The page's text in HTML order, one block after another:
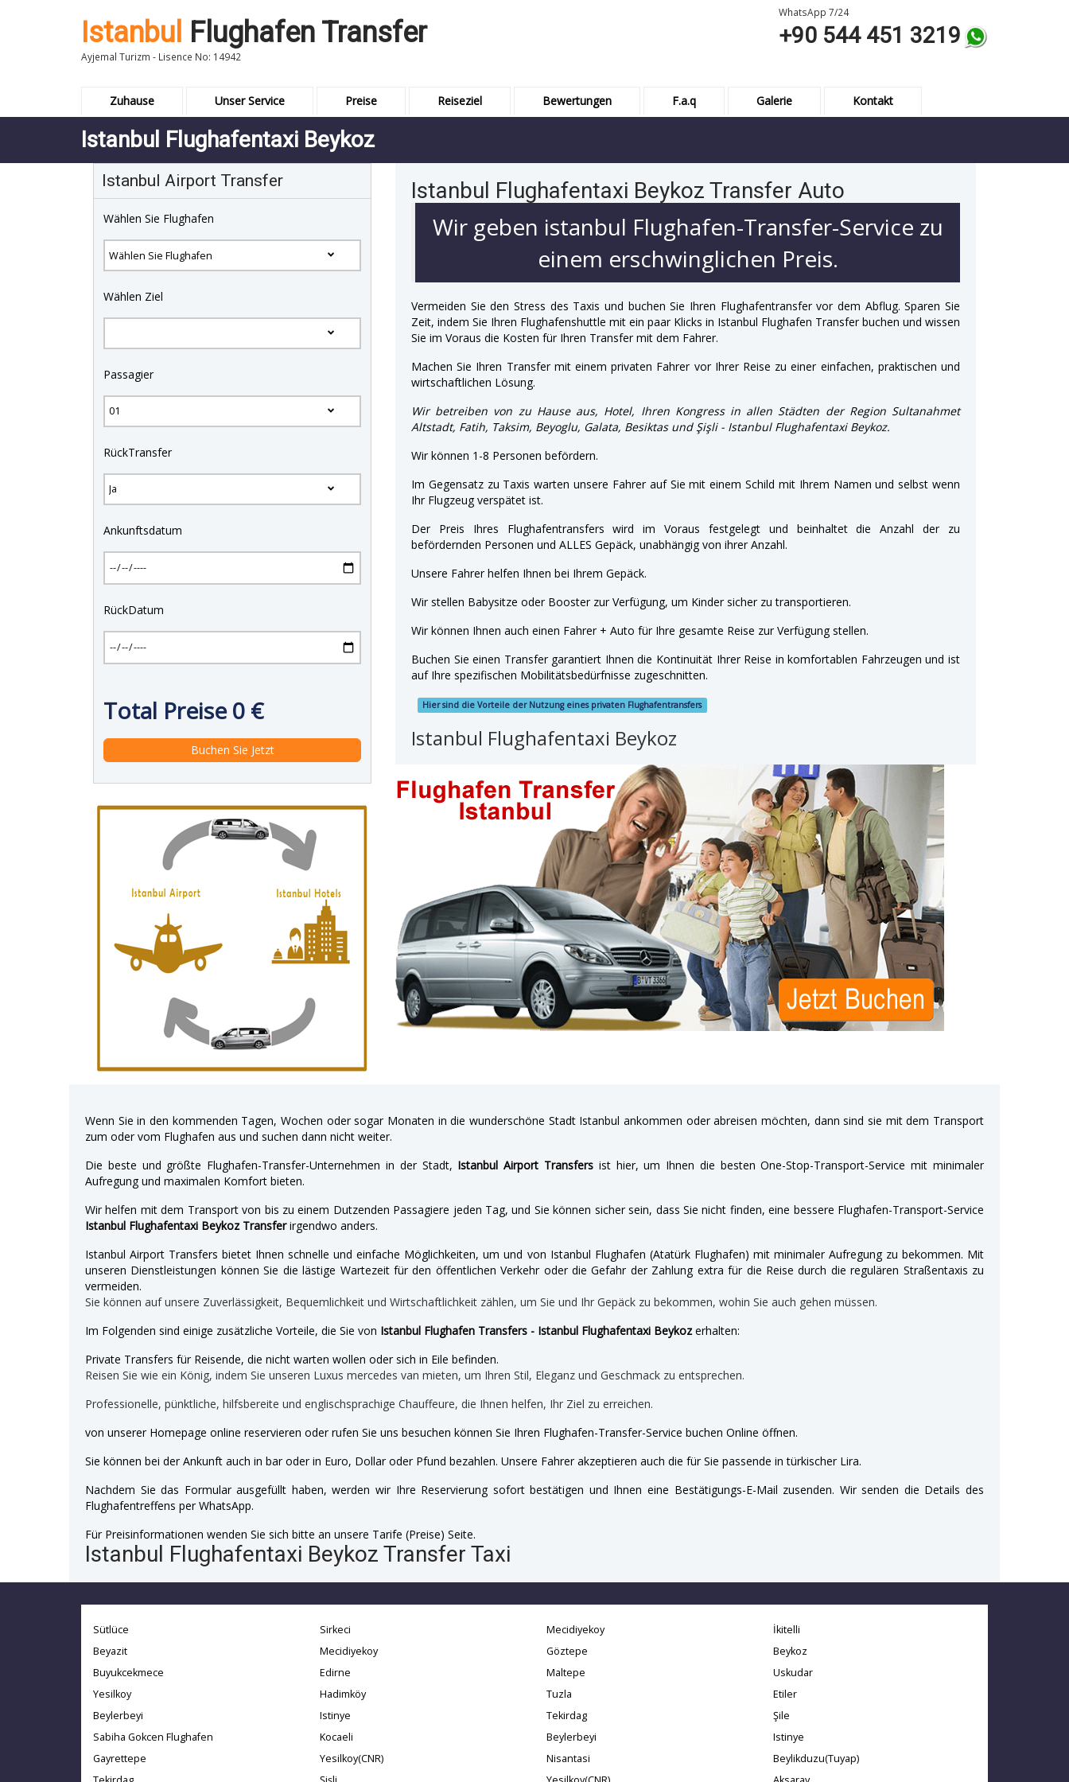
Istanbul Flughafen Transfer
Ayjemal Turizm - Lisence No: 14942
WhatsApp 7/24
+90 544 451 3219
Zuhause Unser Service Preise Reiseziel Bewertungen F.a.q Galerie Kontakt
Istanbul Flughafentaxi Beykoz
Istanbul Airport Transfer
Wählen Sie Flughafen
Wählen Ziel
Passagier
RückTransfer
Ankunftsdatum
RückDatum
Total Preise0 €
Istanbul Flughafentaxi Beykoz Transfer Auto
Wir geben istanbul Flughafen-Transfer-Service zu
einem erschwinglichen Preis.
Vermeiden Sie den Stress des Taxis und buchen Sie Ihren Flughafentransfer vor dem Abflug. Sparen Sie
Zeit, indem Sie Ihren Flughafenshuttle mit ein paar Klicks in Istanbul Flughafen Transfer buchen und wissen
Sie im Voraus die Kosten für Ihren Transfer mit dem Fahrer.
Machen Sie Ihren Transfer mit einem privaten Fahrer vor Ihrer Reise zu einer einfachen, praktischen und
wirtschaftlichen Lösung.
Wir betreiben von zu Hause aus, Hotel, Ihren Kongress in allen Städten der Region Sultanahmet
Altstadt, Fatih, Taksim, Beyoglu, Galata, Besiktas und Şişli - Istanbul Flughafentaxi Beykoz.
Wir können 1-8 Personen befördern.
Im Gegensatz zu Taxis warten unsere Fahrer auf Sie mit einem Schild mit Ihrem Namen und selbst wenn
Ihr Flugzeug verspätet ist.
Der Preis Ihres Flughafentransfers wird im Voraus festgelegt und beinhaltet die Anzahl der zu
befördernden Personen und ALLES Gepäck, unabhängig von ihrer Anzahl.
Unsere Fahrer helfen Ihnen bei Ihrem Gepäck.
Wir stellen Babysitze oder Booster zur Verfügung, um Kinder sicher zu transportieren.
Wir können Ihnen auch einen Fahrer + Auto für Ihre gesamte Reise zur Verfügung stellen.
Buchen Sie einen Transfer garantiert Ihnen die Kontinuität Ihrer Reise in komfortablen Fahrzeugen und ist
auf Ihre spezifischen Mobilitätsbedürfnisse zugeschnitten.
Hier sind die Vorteile der Nutzung eines privaten Flughafentransfers
Istanbul Flughafentaxi Beykoz
Wenn Sie in den kommenden Tagen, Wochen oder sogar Monaten in die wunderschöne Stadt Istanbul ankommen oder abreisen möchten, dann sind sie mit dem Transport
zum oder vom Flughafen aus und suchen dann nicht weiter.
Die beste und größte Flughafen-Transfer-Unternehmen in der Stadt, Istanbul Airport Transfersist hier, um Ihnen die besten One-Stop-Transport-Service mit minimaler
Aufregung und maximalen Komfort bieten.
Wir helfen mit dem Transport von bis zu einem Dutzenden Passagiere jeden Tag, und Sie können sicher sein, dass Sie nicht finden, eine bessere Flughafen-Transport-Service
Istanbul Flughafentaxi Beykoz Transferirgendwo anders.
Istanbul Airport Transfers bietet Ihnen schnelle und einfache Möglichkeiten, um und von Istanbul Flughafen (Atatürk Flughafen) mit minimaler Aufregung zu bekommen. Mit
unseren Dienstleistungen können Sie die lästige Wartezeit für den öffentlichen Verkehr oder die Gefahr der Zahlung extra für die Reise durch die regulären Straßentaxis zu
vermeiden.
Sie können auf unsere Zuverlässigkeit, Bequemlichkeit und Wirtschaftlichkeit zählen, um Sie und Ihr Gepäck zu bekommen, wohin Sie auch gehen müssen.
Im Folgenden sind einige zusätzliche Vorteile, die Sie von Istanbul Flughafen Transfers - Istanbul Flughafentaxi Beykoz erhalten:
Private Transfers für Reisende, die nicht warten wollen oder sich in Eile befinden.
Reisen Sie wie ein König, indem Sie unseren Luxus mercedes van mieten, um Ihren Stil, Eleganz und Geschmack zu entsprechen.
Professionelle, pünktliche, hilfsbereite und englischsprachige Chauffeure, die Ihnen helfen, Ihr Ziel zu erreichen.
von unserer Homepage online reservieren oder rufen Sie uns besuchen können Sie Ihren Flughafen-Transfer-Service buchen Online öffnen.
Sie können bei der Ankunft auch in bar oder in Euro, Dollar oder Pfund bezahlen. Unsere Fahrer akzeptieren auch die für Sie passende in türkischer Lira.
Nachdem Sie das Formular ausgefüllt haben, werden wir Ihre Reservierung sofort bestätigen und Ihnen eine Bestätigungs-E-Mail zusenden. Wir senden die Details des
Flughafentreffens per WhatsApp.
Für Preisinformationen wenden Sie sich bitte an unsere Tarife (Preise) Seite.
Istanbul Flughafentaxi Beykoz Transfer Taxi
Sütlüce
Beyazit
Buyukcekmece
Yesilkoy
Beylerbeyi
Sabiha Gokcen Flughafen
Gayrettepe
Sirkeci
Mecidiyekoy
Edirne
Hadimköy
Istinye
Kocaeli
Yesilkoy(CNR)
Mecidiyekoy
Göztepe
Maltepe
Tuzla
Tekirdag
Beylerbeyi
Nisantasi
İkitelli
Beykoz
Uskudar
Etiler
Şile
Istinye
Beylikduzu(Tuyap)